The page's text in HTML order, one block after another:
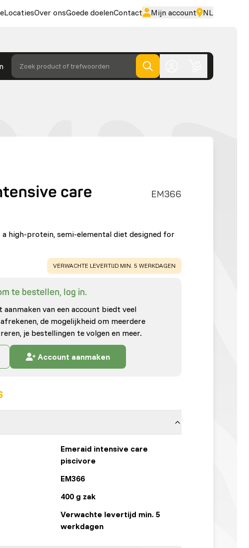
LocatiesOver onsGoede doelenContact Mijn account NL
Zoek product of trefwoorden
care
EM366
a high-protein, semi-elemental diet designed for
WARNING:
VERWACHTE LEVERTIJD MIN. 5 WERKDAGEN
te bestellen, log in.
aanmaken van een account biedt veel
de mogelijkheid om meerdere
je bestellingen te volgen en meer.
Account aanmaken
Emeraid intensive care
piscivore
EM366
400 g zak
Verwachte levertijd min. 5
werkdagen